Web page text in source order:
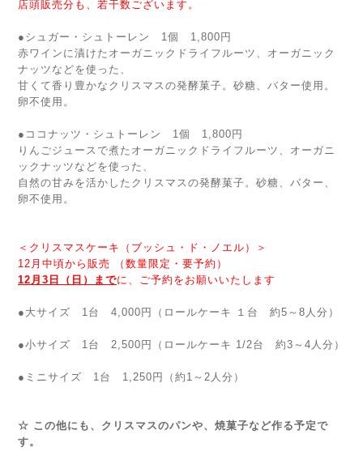
店頭販売分も、若干数ございます。
●シュガー・シュトーレン 1個 1,800円
赤ワインに漬けたオーガニックドライフルーツ、オーガニック
ナッツなどを使った、
甘くて香り豊かなクリスマスの発酵菓子。砂糖、バター使用。
卵不使用。
●ココナッツ・シュトーレン 1個 1,800円
りんごジュースで煮たオーガニックドライフルーツ、オーガニ
ックナッツなどを使った、
自然の甘みを活かしたクリスマスの発酵菓子。砂糖、バター、
卵不使用。
＜クリスマスケーキ（ブッシュ・ド・ノエル）＞
12月中頃から販売 （数量限定・要予約）
12月3日（日）までに、ご予約をお願いいたします
●大サイズ 1台 4,000円（ロールケーキ １台 約5～8人分）
●小サイズ 1台 2,500円（ロールケーキ 1/2台 約3～4人分）
●ミニサイズ 1台 1,250円（約1～2人分）
☆ この他にも、クリスマスのパンや、焼菓子など作る予定で
す。